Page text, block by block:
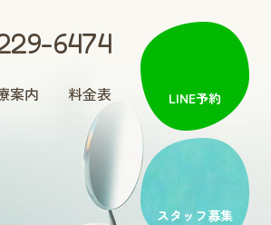
6474
案内 料金表 LINE予約
スタッフ募集